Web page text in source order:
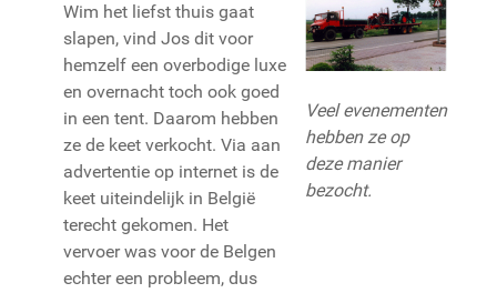
Wim het liefst thuis gaat
slapen, vind Jos dit voor
hemzelf een overbodige luxe
en overnacht toch ook goed
in een tent. Daarom hebben
ze de keet verkocht. Via aan
advertentie op internet is de
keet uiteindelijk in België
terecht gekomen. Het
vervoer was voor de Belgen
echter een probleem, dus
Veel evenementen
hebben ze op
deze manier
bezocht.